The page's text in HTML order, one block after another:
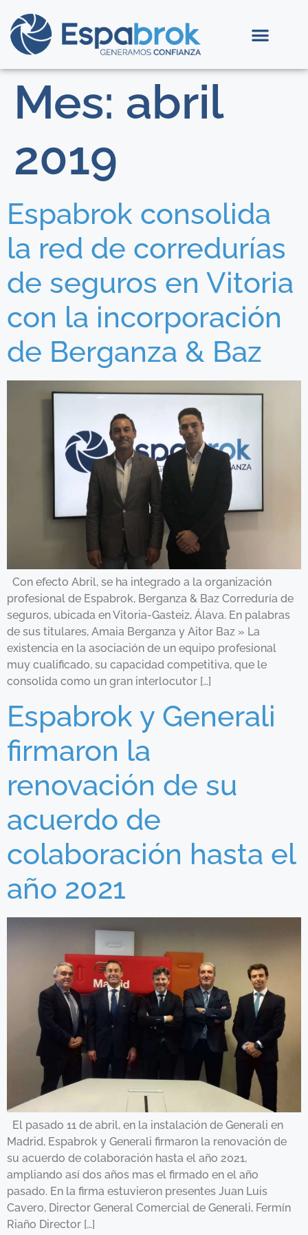
Mes: abril
2019
Espabrok consolida
la red de corredurías
de seguros en Vitoria
con la incorporación
de Berganza & Baz
Con efecto Abril, se ha integrado a la organización
profesional de Espabrok, Berganza & Baz Correduría de
seguros, ubicada en Vitoria-Gasteiz, Álava. En palabras
de sus titulares, Amaia Berganza y Aitor Baz » La
existencia en la asociación de un equipo profesional
muy cualificado, su capacidad competitiva, que le
consolida como un gran interlocutor […]
Espabrok y Generali
firmaron la
renovación de su
acuerdo de
colaboración hasta el
año 2021
El pasado 11 de abril, en la instalación de Generali en
Madrid, Espabrok y Generali firmaron la renovación de
su acuerdo de colaboración hasta el año 2021,
ampliando así dos años mas el firmado en el año
pasado. En la firma estuvieron presentes Juan Luis
Cavero, Director General Comercial de Generali, Fermín
Riaño Director […]